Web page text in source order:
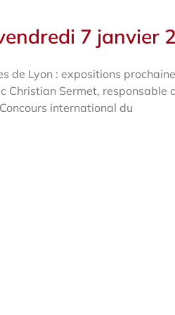
7 janvier
de Lyon : expositions
Christian Sermet, responsable
international du